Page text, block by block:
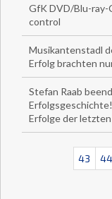
GfK DVD/Blu-ray-
control
Musikantenstadl
Erfolg brachten
Stefan Raab
Erfolge der letzten
43 44